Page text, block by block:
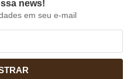
news!
em seu e-mail